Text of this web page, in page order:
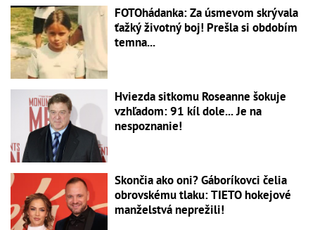
FOTOhádanka: Za úsmevom skrývala
ťažký životný boj! Prešla si obdobím
temna...
Hviezda sitkomu Roseanne šokuje
vzhľadom: 91 kíl dole... Je na
nespoznanie!
Skončia ako oni? Gáboríkovci čelia
obrovskému tlaku: TIETO hokejové
manželstvá neprežili!